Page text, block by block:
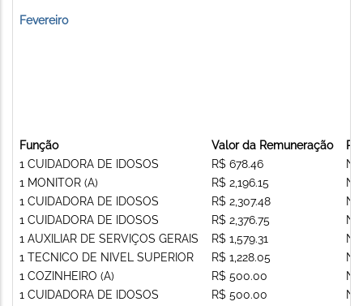
Fevereiro
Função
1 CUIDADORA DE IDOSOS
1 MONITOR (A)
1 CUIDADORA DE IDOSOS
1 CUIDADORA DE IDOSOS
1 AUXILIAR DE SERVIÇOS GERAIS
1 TECNICO DE NIVEL SUPERIOR
1 COZINHEIRO (A)
1 CUIDADORA DE IDOSOS
Valor da Remuneração
R$ 678.46
R$ 2,196.15
R$ 2,307.48
R$ 2,376.75
R$ 1,579.31
R$ 1,228.05
R$ 500.00
R$ 500.00